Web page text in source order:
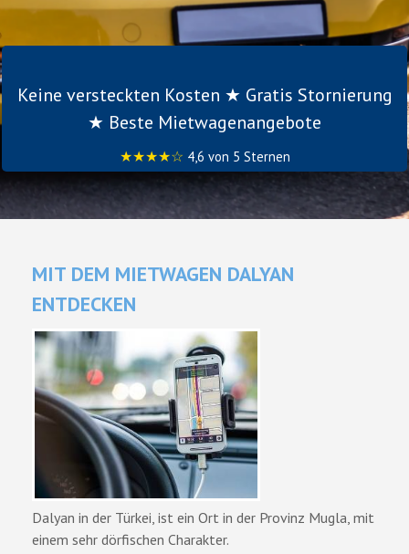
Keine versteckten Kosten ★ Gratis Stornierung
★ Beste Mietwagenangebote
★★★★☆ 4,6 von 5 Sternen
MIT DEM MIETWAGEN DALYAN
ENTDECKEN
Dalyan in der Türkei, ist ein Ort in der Provinz Mugla, mit
einem sehr dörfischen Charakter.